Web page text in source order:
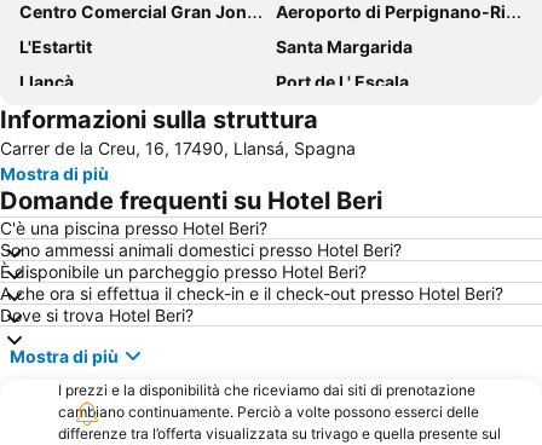
Centro Comercial Gran Jonquera
Aeroporto di Perpignano-Rivesaltes
L'Estartit
Santa Margarida
Llançà
Port de L' Escala
Illes Medes
Baie de Cadaques
L'Escala Empúries
Catalunya
Castell de Begur
Cap de Creus
Cala Joncols
Plage Centrale de Sainte Marie la Mer
Castell Palau de la Bisbal d'Empordà
Barcarès
Tamariu
Sant Pere Pescador
Sant Martí d'Empúries
Portitxol
Le Fort de Bellegarde
Cala Montgó Beach
Aqua Brava
Platja de la Punta
Marina
Informazioni sulla struttura
Carrer de la Creu, 16, 17490, Llansá, Spagna
Mostra di più
Domande frequenti su Hotel Beri
C'è una piscina presso Hotel Beri?
Sono ammessi animali domestici presso Hotel Beri?
È disponibile un parcheggio presso Hotel Beri?
A che ora si effettua il check-in e il check-out presso Hotel Beri?
Dove si trova Hotel Beri?
Mostra di più
I prezzi e la disponibilità che riceviamo dai siti di prenotazione
cambiano continuamente. Perciò a volte possono esserci delle
differenze tra l’offerta visualizzata su trivago e quella presente sul